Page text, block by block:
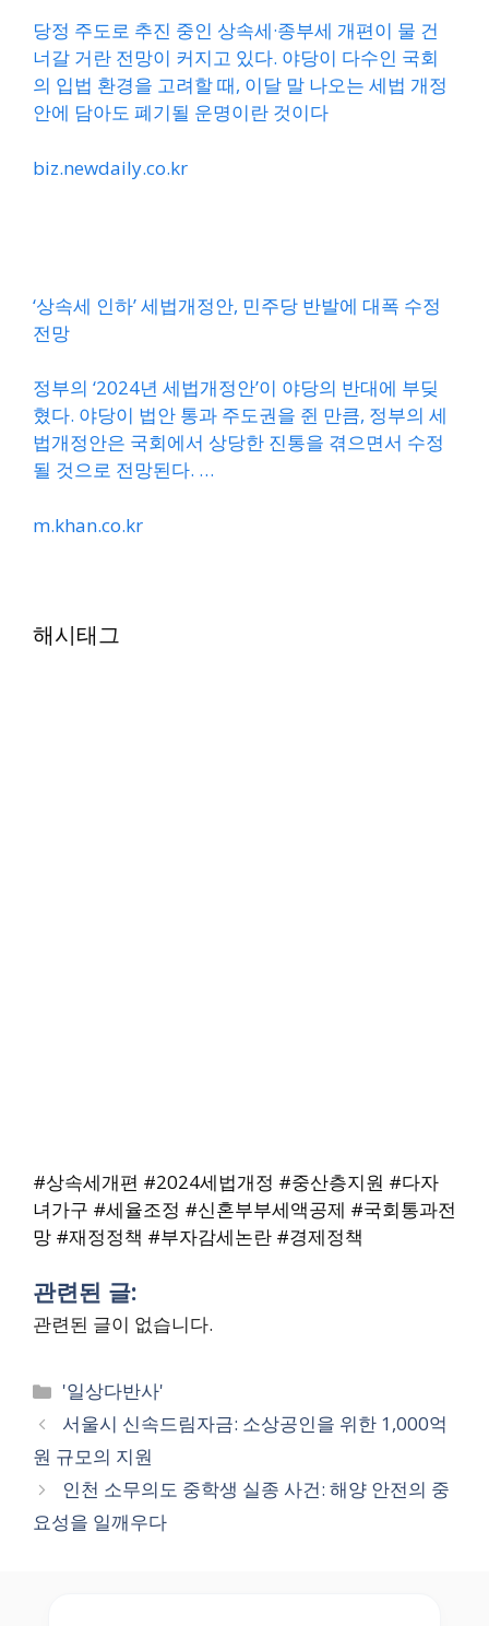
당정 주도로 추진 중인 상속세·종부세 개편이 물 건
너갈 거란 전망이 커지고 있다. 야당이 다수인 국회
의 입법 환경을 고려할 때, 이달 말 나오는 세법 개정
안에 담아도 폐기될 운명이란 것이다
biz.newdaily.co.kr
‘상속세 인하’ 세법개정안, 민주당 반발에 대폭 수정
전망
정부의 ‘2024년 세법개정안’이 야당의 반대에 부딪
혔다. 야당이 법안 통과 주도권을 쥔 만큼, 정부의 세
법개정안은 국회에서 상당한 진통을 겪으면서 수정
될 것으로 전망된다. …
m.khan.co.kr
해시태그
#상속세개편 #2024세법개정 #중산층지원 #다자
녀가구 #세율조정 #신혼부부세액공제 #국회통과전
망 #재정정책 #부자감세논란 #경제정책
관련된 글:
관련된 글이 없습니다.
Categories
'일상다반사'
서울시 신속드림자금: 소상공인을 위한 1,000억
원 규모의 지원
인천 소무의도 중학생 실종 사건: 해양 안전의 중
요성을 일깨우다